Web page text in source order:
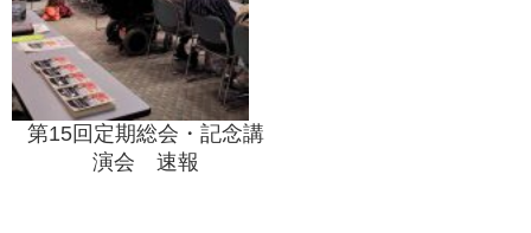
第15回定期総会・記念講
演会 速報